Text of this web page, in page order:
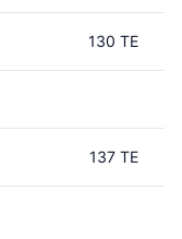
130 TE
137 TE